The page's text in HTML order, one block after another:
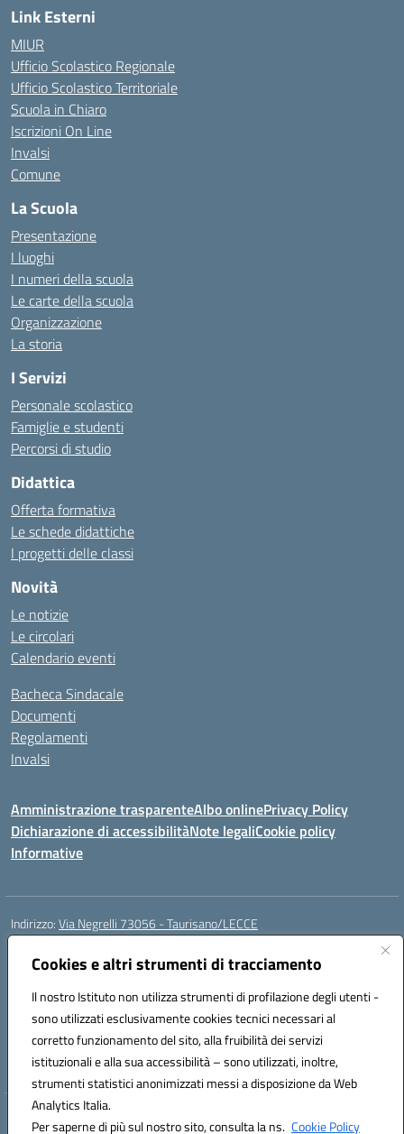
Cookies e altri strumenti di tracciamento
Il nostro Istituto non utilizza strumenti di profilazione degli utenti -
sono utilizzati esclusivamente cookies tecnici necessari al
corretto funzionamento del sito, alla fruibilità dei servizi
istituzionali e alla sua accessibilità – sono utilizzati, inoltre,
strumenti statistici anonimizzati messi a disposizione da Web
Analytics Italia.
Per saperne di più sul nostro sito, consulta la ns. Cookie Policy
Link Esterni
MIUR
Ufficio Scolastico Regionale
Ufficio Scolastico Territoriale
Scuola in Chiaro
Iscrizioni On Line
Invalsi
Comune
La Scuola
Presentazione
I luoghi
I numeri della scuola
Le carte della scuola
Organizzazione
La storia
I Servizi
Personale scolastico
Famiglie e studenti
Percorsi di studio
Didattica
Offerta formativa
Le schede didattiche
I progetti delle classi
Novità
Le notizie
Le circolari
Calendario eventi
Bacheca Sindacale
Documenti
Regolamenti
Invalsi
Amministrazione trasparenteAlbo onlinePrivacy Policy
Dichiarazione di accessibilitàNote legaliCookie policy
Informative
Indirizzo:Via Negrelli 73056 - Taurisano/LECCE
Centralino:
Posta elettronica certificata (PEC):LEIC88900T@pec.istruzione.it
Codice fiscale: 90037040756
Codice meccanografico:LEIC88900T
Codice Indice delle Pubbliche Amministrazioni (IPA): istsc_LEIC88900T
Codice unico di fatturazione (CUF): UFFVPY
Hosting & Powered by 3D Solution S.r.l.